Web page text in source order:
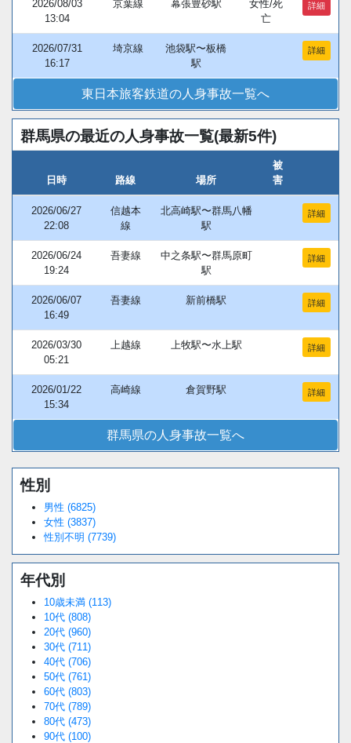
2026/08/03
13:04
京葉線 幕張豊砂駅
女性/死
亡
詳細
2026/07/31
16:17
埼京線
池袋駅〜板橋
駅
詳細
東日本旅客鉄道の人身事故一覧へ
群馬県の最近の人身事故一覧(最新5件)
日時 路線 場所
被
害
2026/06/27
22:08
信越本
線
北高崎駅〜群馬八幡
駅
詳細
2026/06/24
19:24
吾妻線
中之条駅〜群馬原町
駅
詳細
2026/06/07
16:49
吾妻線 新前橋駅 詳細
2026/03/30
05:21
上越線 上牧駅〜水上駅 詳細
2026/01/22
15:34
高崎線 倉賀野駅 詳細
群馬県の人身事故一覧へ
性別
男性 (6825)
女性 (3837)
性別不明 (7739)
年代別
10歳未満 (113)
10代 (808)
20代 (960)
30代 (711)
40代 (706)
50代 (761)
60代 (803)
70代 (789)
80代 (473)
90代 (100)